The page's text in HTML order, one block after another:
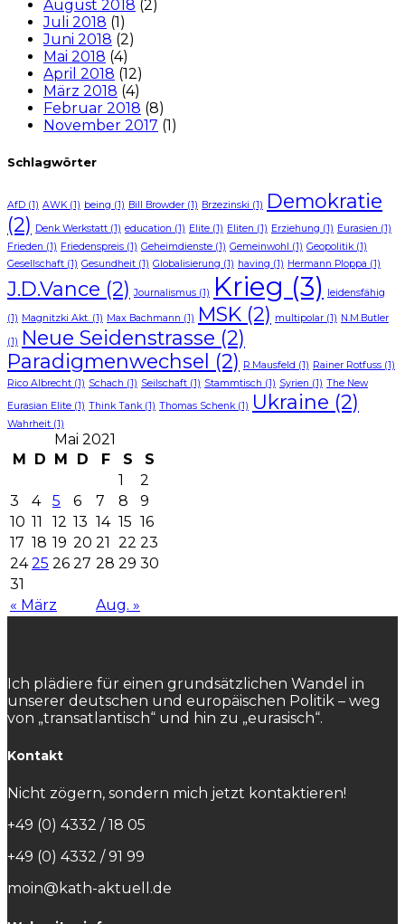
August 2018 (2)
Juli 2018 (1)
Juni 2018 (2)
Mai 2018 (4)
April 2018 (12)
März 2018 (4)
Februar 2018 (8)
November 2017 (1)
Schlagwörter
AfD (1) AWK(1) being (1) Bill Browder (1) Brzezinski (1) Demokratie
(2) Denk Werkstatt (1) education (1) Elite (1) Eliten (1) Erziehung (1) Eurasien (1)
Frieden (1) Friedenspreis (1) Geheimdienste (1) Gemeinwohl (1) Geopolitik(1)
Gesellschaft (1) Gesundheit (1) Globalisierung (1) having (1) Hermann Ploppa (1)
J.D.Vance (2) Journalismus (1) Krieg (3) leidensfähig
(1) Magnitzki Akt. (1) Max Bachmann (1) MSK (2) multipolar (1) N.M.Butler
(1) Neue Seidenstrasse (2)
Paradigmenwechsel (2) R.Mausfeld (1) Rainer Rotfuss (1)
Rico Albrecht (1) Schach (1) Seilschaft (1) Stammtisch (1) Syrien (1) The New
Eurasian Elite (1) Think Tank(1) Thomas Schenk(1) Ukraine (2)
Wahrheit (1)
Mai 2021
M D M D F S S
« März Aug. »
1
2
3
4 5 6 7 8
9
10 11 12 13 14 15 16
17 18 19 20 21 22 23
24 25 26 27 28 29 30
31
Ich plädiere für einen grundsätzlichen Wandel in
unserer deutschen und europäischen Politik – weg
von „transatlantisch“ und hin zu „eurasisch“.
Kontakt
Nicht zögern, sondern mich jetzt kontaktieren!
+49 (0) 4332 / 18 05
+49 (0) 4332 / 91 99
moin@kath-aktuell.de